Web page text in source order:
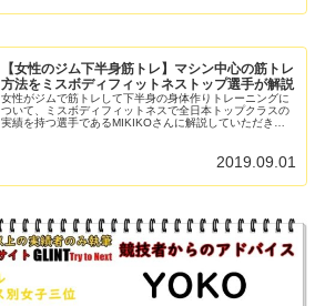
【女性のジム下半身筋トレ】マシン中心の筋トレ
方法をミスボディフィットネストップ選手が解説
女性がジムで筋トレして下半身の身体作りトレーニングに
ついて、ミスボディフィットネスで全日本トップクラスの
実績を持つ選手であるMIKIKOさんに解説していただきま
2019.09.01